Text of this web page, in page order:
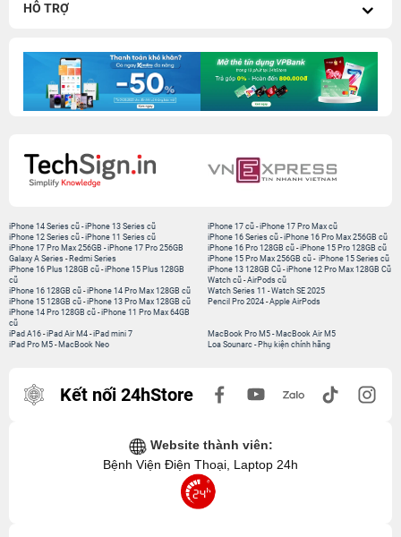
HỖ TRỢ
iPhone 14 Series cũ -iPhone 13 Series cũ
iPhone 12 Series cũ -iPhone 11 Series cũ
iPhone 17 Pro Max 256GB -iPhone 17 Pro 256GB
Galaxy A Series - Redmi Series
iPhone 17 cũ-iPhone 17 Pro Max cũ
iPhone 16 Series cũ- iPhone 16 Pro Max 256GB cũ
iPhone 16 Pro 128GB cũ-iPhone 15 Pro 128GB cũ
iPhone 15 Pro Max 256GB cũ- iPhone 15 Series cũ
iPhone 16 Plus 128GB cũ -iPhone 15 Plus 128GB
cũ
iPhone 16 128GB cũ -iPhone 14 Pro Max 128GB cũ
iPhone 15 128GB cũ -iPhone 13 Pro Max 128GB cũ
iPhone 14 Pro 128GB cũ -iPhone 11 Pro Max 64GB
cũ
iPhone 13 128GB Cũ-iPhone 12 Pro Max 128GB Cũ
Watch cũ-AirPods cũ
Watch Series 11 -Watch SE 2025
Pencil Pro 2024-Apple AirPods
iPad A16 -iPad Air M4 -iPad mini 7
iPad Pro M5 - MacBook Neo
MacBook Pro M5- MacBook Air M5
Loa Sounarc- Phụ kiện chính hãng
Kết nối 24hStore
Website thành viên:
Bệnh Viện Điện Thoại, Laptop 24h